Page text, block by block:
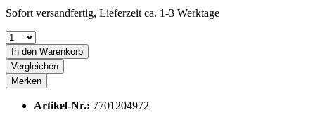
Sofort versandfertig, Lieferzeit ca. 1-3 Werktage
In den Warenkorb
Vergleichen
Merken
Artikel-Nr.: 7701204972